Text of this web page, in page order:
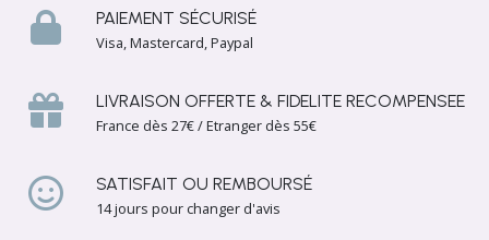
PAIEMENT SÉCURISÉ
Visa, Mastercard, Paypal
LIVRAISON OFFERTE & FIDELITE RECOMPENSEE
France dès 27€ / Etranger dès 55€
SATISFAIT OU REMBOURSÉ
14 jours pour changer d'avis